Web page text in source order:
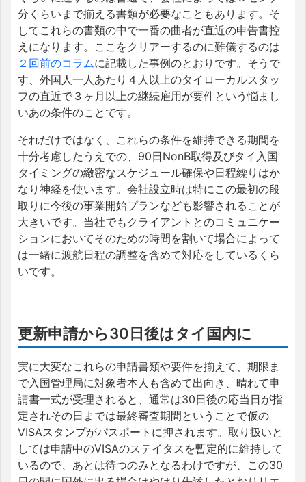
分くらいまで揃える書類が必要なこともあります。そ
してこれらの書類の中で一番の曲者が直近の申告書控
えになります。ここをクリアーするのに難儀するのは
２回前のコラムに記載した事例のとおりです。そうで
す、外国人一人あたり４人以上のタイローカルスタッ
フの直近で３ヶ月以上の継続雇用が要件という悩まし
いあの条件のことです。
それだけではなく、これらの条件を維持できる期間を
十分考慮したうえでの、90日NonB取得及びタイ入国
タイミングの緻密なスケジュール確保や日程繰りはか
なり神経を使います。会社設立時は特にこの最初の段
取りに今後の事業開始プランなども影響されることが
大きいです。当社でもクライアントとのコミュニケー
ションにおいてそのための時間を割いて場合によって
は一緒に渡航日程の調整を含めて対応をしているくら
いです。
更新申請から30日後はタイ国内に
実に大変なこれらの申請書類や要件を揃えて、期限ま
で入国管理局に対象者本人も含めて出向き、晴れて申
請書一式が受理されると、通常は30日後の応当日が指
定されその日までは最終審査期間ということで仮の
VISAスタンプがパスポートに押されます。取り扱いと
しては申請中のVISAのステイタスを暫定的に維持して
いるので、あとは待つのみとなるわけですが、この30